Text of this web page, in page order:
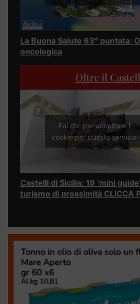
La Buona Salute 63° puntata:
oncologica
Oltre il
Fai clic per accettare i
cookie per questo servizio
Castelli di Sicilia: 19 ‘mini
turismo di prossimità CLICCA